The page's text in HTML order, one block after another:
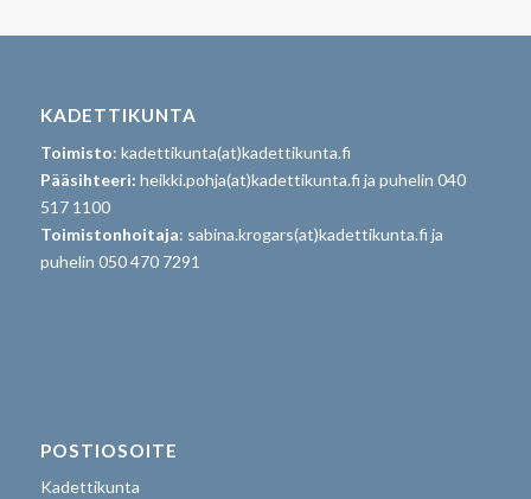
KADETTIKUNTA
Toimisto: kadettikunta(at)kadettikunta.fi
Pääsihteeri: heikki.pohja(at)kadettikunta.fi ja puhelin 040
517 1100
Toimistonhoitaja: sabina.krogars(at)kadettikunta.fi ja
puhelin 050 470 7291
POSTIOSOITE
Kadettikunta